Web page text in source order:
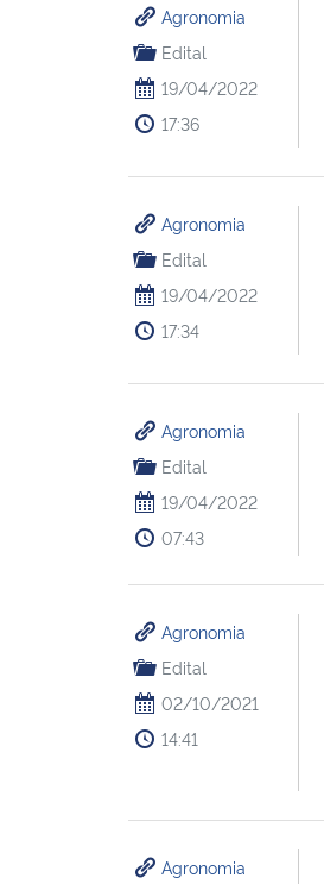
Agronomia
Edital
19/04/2022
17:36
Agronomia
Edital
19/04/2022
17:34
Agronomia
Edital
19/04/2022
07:43
Agronomia
Edital
02/10/2021
14:41
Agronomia